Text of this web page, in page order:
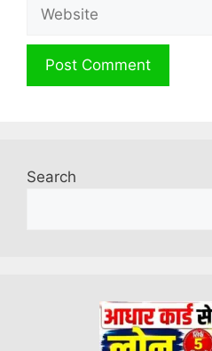
Website
Search